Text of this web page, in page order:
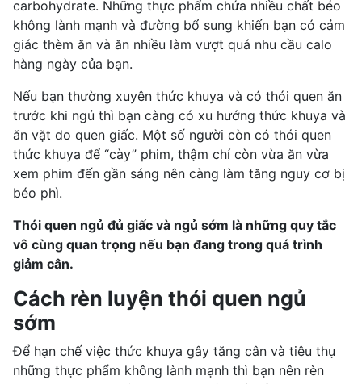
carbohydrate. Những thực phẩm chứa nhiều chất béo
không lành mạnh và đường bổ sung khiến bạn có cảm
giác thèm ăn và ăn nhiều làm vượt quá nhu cầu calo
hàng ngày của bạn.
Nếu bạn thường xuyên thức khuya và có thói quen ăn
trước khi ngủ thì bạn càng có xu hướng thức khuya và
ăn vặt do quen giấc. Một số người còn có thói quen
thức khuya để “cày” phim, thậm chí còn vừa ăn vừa
xem phim đến gần sáng nên càng làm tăng nguy cơ bị
béo phì.
Thói quen ngủ đủ giấc và ngủ sớm là những quy tắc
vô cùng quan trọng nếu bạn đang trong quá trình
giảm cân.
Cách rèn luyện thói quen ngủ
sớm
Để hạn chế việc thức khuya gây tăng cân và tiêu thụ
những thực phẩm không lành mạnh thì bạn nên rèn